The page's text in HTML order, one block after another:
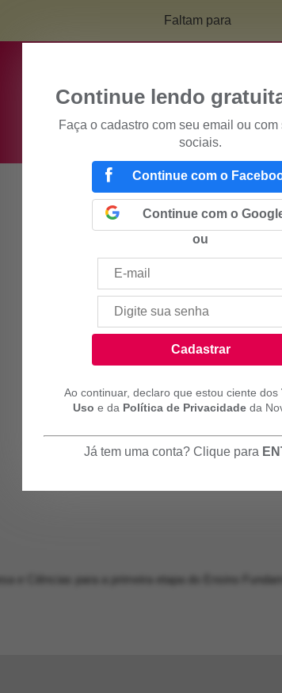
Faltam para
e Ciências para a primeira etapa do Ensino
Continue lendo
Faça o cadastro com seu email ou com
sociais.
Continue com o
Continue com o
ou
Cadastrar
Ao continuar, declaro que estou ciente dos
Uso e da Política de Privacidade da
Já tem uma conta? Clique para